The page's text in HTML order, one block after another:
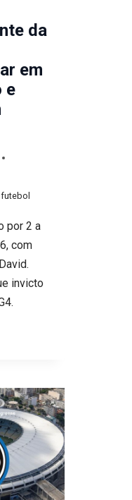
da
em
e
futebol
por 2 a
com
invicto